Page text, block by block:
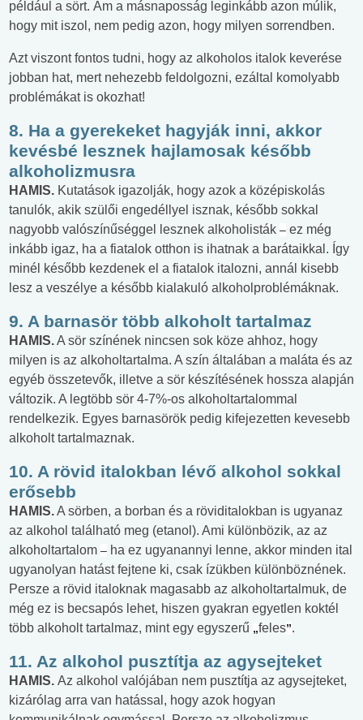
például a sört. Ám a másnaposság leginkább azon múlik,
hogy mit iszol, nem pedig azon, hogy milyen sorrendben.
Azt viszont fontos tudni, hogy az alkoholos italok keverése
jobban hat, mert nehezebb feldolgozni, ezáltal komolyabb
problémákat is okozhat!
8. Ha a gyerekeket hagyják inni, akkor
kevésbé lesznek hajlamosak később
alkoholizmusra
HAMIS. Kutatások igazolják, hogy azok a középiskolás
tanulók, akik szülői engedéllyel isznak, később sokkal
nagyobb valószínűséggel lesznek alkoholisták – ez még
inkább igaz, ha a fiatalok otthon is ihatnak a barátaikkal. Így
minél később kezdenek el a fiatalok italozni, annál kisebb
lesz a veszélye a később kialakuló alkoholproblémáknak.
9. A barnasör több alkoholt tartalmaz
HAMIS.A sör színének nincsen sok köze ahhoz, hogy
milyen is az alkoholtartalma. A szín általában a maláta és az
egyéb összetevők, illetve a sör készítésének hossza alapján
változik. A legtöbb sör 4-7%-os alkoholtartalommal
rendelkezik. Egyes barnasörök pedig kifejezetten kevesebb
alkoholt tartalmaznak.
10. A rövid italokban lévő alkohol sokkal
erősebb
HAMIS.A sörben, a borban és a röviditalokban is ugyanaz
az alkohol található meg (etanol). Ami különbözik, az az
alkoholtartalom – ha ez ugyanannyi lenne, akkor minden ital
ugyanolyan hatást fejtene ki, csak ízükben különböznének.
Persze a rövid italoknak magasabb az alkoholtartalmuk, de
még ez is becsapós lehet, hiszen gyakran egyetlen koktél
több alkoholt tartalmaz, mint egy egyszerű „feles”.
11. Az alkohol pusztítja az agysejteket
HAMIS. Az alkohol valójában nem pusztítja az agysejteket,
kizárólag arra van hatással, hogy azok hogyan